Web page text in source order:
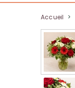
Accueil >